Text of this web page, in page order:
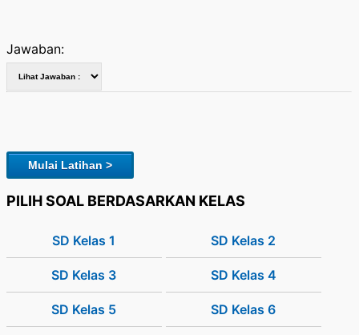
Jawaban:
Mulai Latihan >
PILIH SOAL BERDASARKAN KELAS
SD Kelas 1 SD Kelas 2
SD Kelas 3 SD Kelas 4
SD Kelas 5 SD Kelas 6